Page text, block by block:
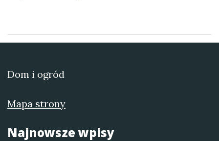
Dom i ogród
Mapa strony
Najnowsze wpisy